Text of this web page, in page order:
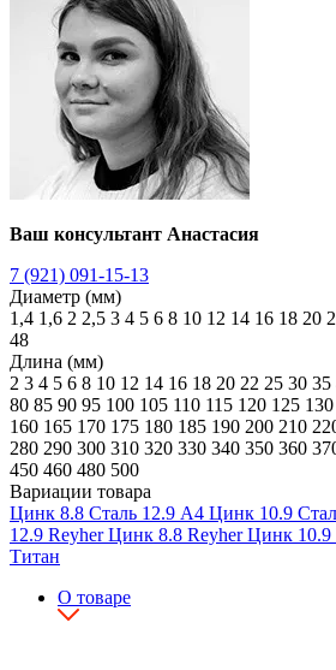
Ваш консультант Анастасия
7 (921) 091-15-13
Диаметр (мм)
1,4 1,6 2 2,5 3 4 5 6 8 10 12 14 16 18 20
48
Длина (мм)
2 3 4 5 6 8 10 12 14 16 18 20 22 25 30 35
80 85 90 95 100 105 110 115 120 125 130
160 165 170 175 180 185 190 200 210
280 290 300 310 320 330 340 350 360
450 460 480 500
Вариации товара
Цинк 8.8 Сталь 12.9 А4 Цинк 10.9
12.9 Reyher Цинк 8.8 Reyher Цинк 10.9
Титан
О товаре